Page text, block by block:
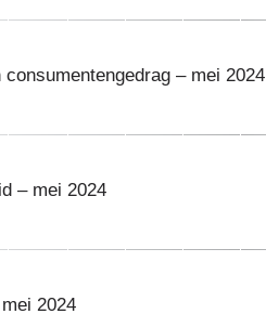
– mei 2024
– mei 2024
2024